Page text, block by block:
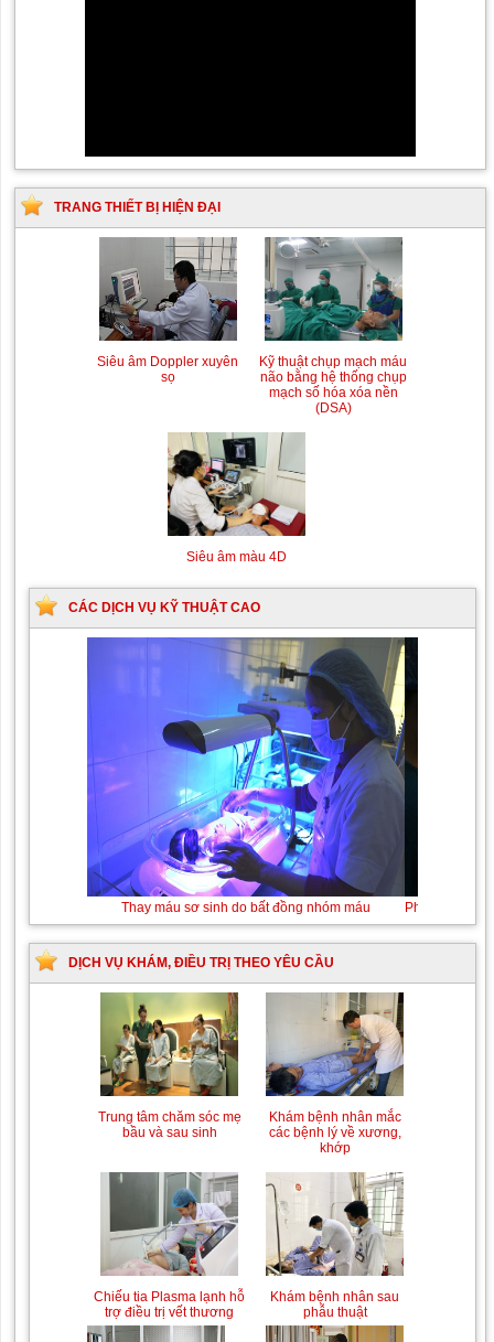
TRANG THIẾT BỊ HIỆN ĐẠI
Siêu âm Doppler xuyên
sọ
Kỹ thuật chụp mạch máu
não bằng hệ thống chụp
mạch số hóa xóa nền
(DSA)
Siêu âm màu 4D
CÁC DỊCH VỤ KỸ THUẬT CAO
Thay máu sơ sinh do bất đồng nhóm máu
DỊCH VỤ KHÁM, ĐIỀU TRỊ THEO YÊU CẦU
Trung tâm chăm sóc mẹ
bầu và sau sinh
Khám bệnh nhân mắc
các bệnh lý về xương,
khớp
Chiếu tia Plasma lạnh hỗ
trợ điều trị vết thương
Khám bệnh nhân sau
phẫu thuật